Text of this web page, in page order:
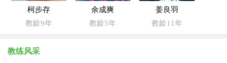
柯步存
教龄9年
余成爽
教龄5年
姜良羽
教龄11年
教练风采